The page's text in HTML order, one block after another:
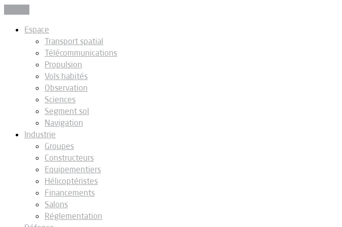
Espace
Transport spatial
Télécommunications
Propulsion
Vols habités
Observation
Sciences
Segment sol
Navigation
Industrie
Groupes
Constructeurs
Equipementiers
Hélicoptéristes
Financements
Salons
Réglementation